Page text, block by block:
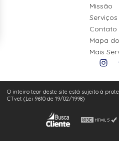
Missão
Serviços
Contato
Mapa
Mais
O inteiro teor deste site está sujeito à
CTvet (Lei 9610 de 19/02/1998)